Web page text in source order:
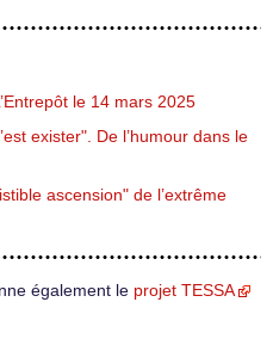
le 14 mars 2025
exister". De l’humour dans le
ascension" de l’extrême
également le projet TESSA